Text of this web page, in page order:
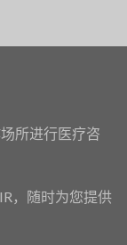
所进行医疗咨
，随时为您提供